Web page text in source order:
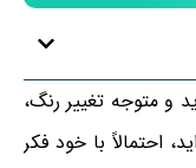
و متوجه تغییر رنگ،
احتمالاً با خود فکر